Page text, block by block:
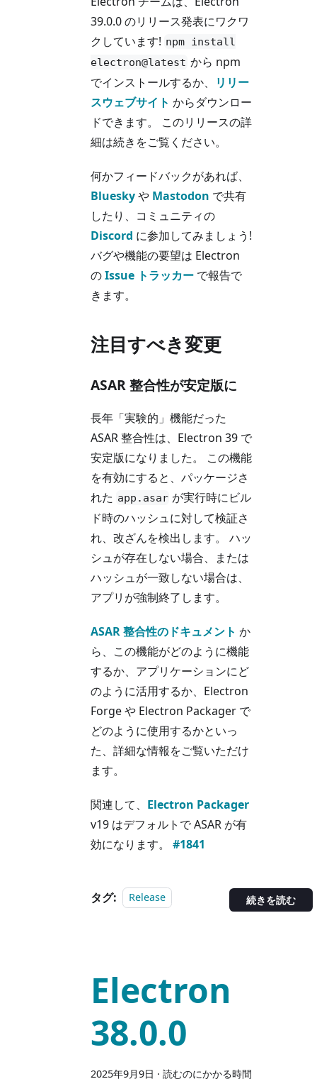
39.0.0 のリリース発表にワクワ
クしています! npm install
electron@latest から npm
でインストールするか、
リリー
スウェブサイト からダウンロー
ドできます。 このリリースの詳
細は続きをご覧ください。
何かフィードバックがあれば、
Blueskyや Mastodon で共有
したり、コミュニティの
Discord に参加してみましょう!
バグや機能の要望は Electron
のIssue トラッカー で報告で
きます。
注目すべき変更
ASAR 整合性が安定版に
長年「実験的」機能だった
ASAR 整合性は、Electron 39 で
安定版になりました。 この機能
を有効にすると、パッケージさ
れた app.asar が実行時にビル
ド時のハッシュに対して検証さ
れ、改ざんを検出します。 ハッ
シュが存在しない場合、または
ハッシュが一致しない場合は、
アプリが強制終了します。
ASAR 整合性のドキュメント か
ら、この機能がどのように機能
するか、アプリケーションにど
のように活用するか、Electron
Forge や Electron Packager で
どのように使用するかといっ
た、詳細な情報をご覧いただけ
ます。
関連して、 Electron Packager
v19 はデフォルトで ASAR が有
効になります。 #1841
タグ: Release 続きを読む
Electron
38.0.0
2025年9月9日 · 読むのにかかる時間